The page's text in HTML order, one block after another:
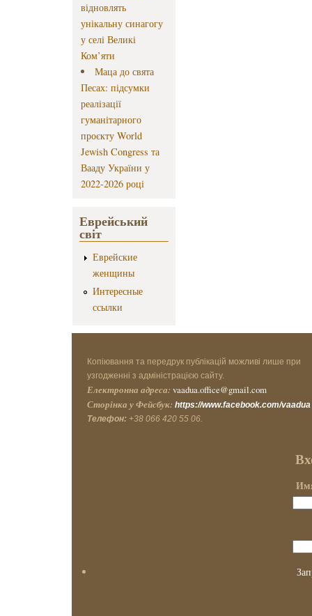
відновлять
унікальну синагогу
у селі Великі
Ком’яти
Маца до свята
Песах: підсумки
реалізації
гуманітарного
проєкту World
Jewish Congress та
Вааду України у
2022-2026 році
Еврейський
світ
Еврейские
женщины
Интересные
ссылки
Копіювання та передрук публікацій можливі лише при
узгодженні з адміністрацією сайту.
Електронна адреса: vaadua.office@gmail.com
Сторінка у Фейсбук: https://www.facebook.com/vaadua
Телефон: +38 066 420 55 06.